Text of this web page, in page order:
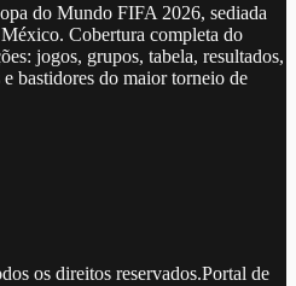
do Mundo FIFA 2026, sediada
Cobertura completa do
jogos, grupos, tabela, resultados,
bastidores do maior torneio de
os direitos reservados.Portal de